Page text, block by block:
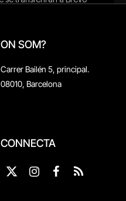
ON SOM?
Carrer Bailén 5, principal.
08010, Barcelona
CONNECTA
X
InstagramFacebook
RSS